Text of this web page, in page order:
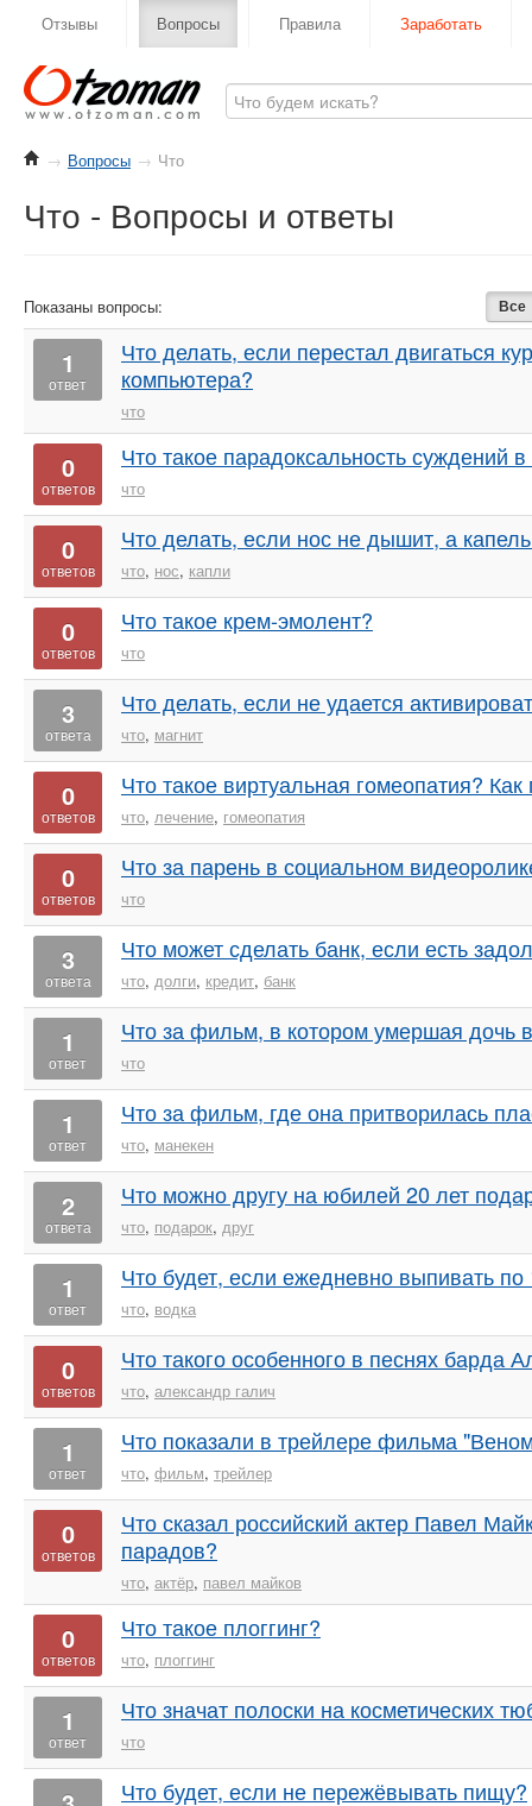
Отзывы Вопросы Правила Заработать
→ Вопросы → Что
Что - Вопросы и ответы
Показаны вопросы: Все
1
ответ
Что делать, если перестал двигаться
компьютера?
что
0
ответов
Что такое парадоксальность суждений
что
0
ответов
Что делать, если нос не дышит, а
что, нос, капли
0
ответов
Что такое крем-эмолент?
что
3
ответа
Что делать, если не удается
что, магнит
0
ответов
Что такое виртуальная гомеопатия?
что, лечение, гомеопатия
0
ответов
Что за парень в социальном
что
3
ответа
Что может сделать банк, если есть
что, долги, кредит, банк
1
ответ
Что за фильм, в котором умершая дочь
что
1
ответ
Что за фильм, где она притворилась
что, манекен
2
ответа
Что можно другу на юбилей 20 лет
что, подарок, друг
1
ответ
Что будет, если ежедневно выпивать
что, водка
0
ответов
Что такого особенного в песнях барда
что, александр галич
1
ответ
Что показали в трейлере фильма
что, фильм, трейлер
0
ответов
Что сказал российский актер Павел
парадов?
что, актёр, павел майков
0
ответов
Что такое плоггинг?
что, плоггинг
1
ответ
Что значат полоски на косметических
что
Что будет, если не пережёвывать пищу?